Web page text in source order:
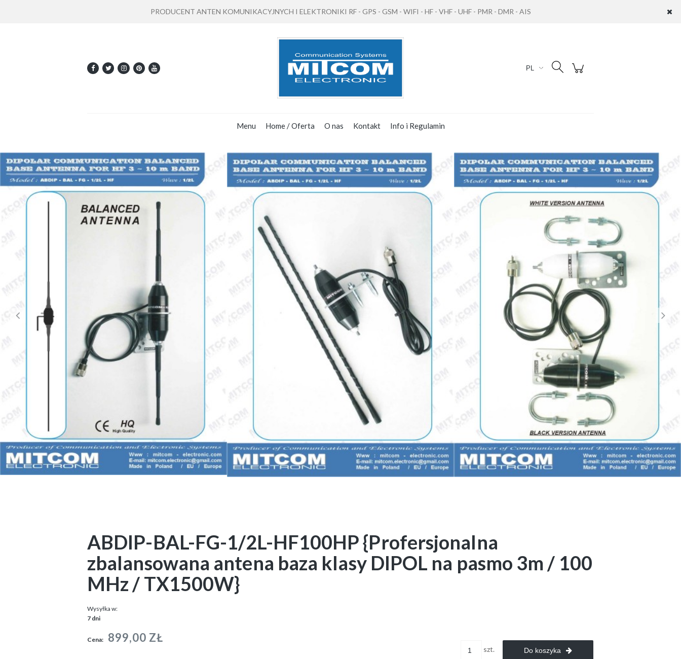
PRODUCENT ANTEN KOMUNIKACYJNYCH I ELEKTRONIKI RF - GPS - GSM - WIFI - HF - VHF - UHF - PMR - DMR - AIS
Menu Home / Oferta O nas Kontakt Info i Regulamin
ABDIP-BAL-FG-1/2L-HF100HP {Profersjonalna
zbalansowana antena baza klasy DIPOL na pasmo 3m / 100
MHz / TX1500W}
Wysyłka w:
7 dni
Cena: 899,00 ZŁ
szt. Do koszyka